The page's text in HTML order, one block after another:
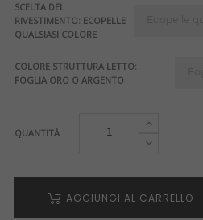
SCELTA DEL
RIVESTIMENTO: ECOPELLE
QUALSIASI COLORE
COLORE STRUTTURA LETTO:
FOGLIA ORO O ARGENTO
QUANTITÀ
AGGIUNGI AL CARRELLO